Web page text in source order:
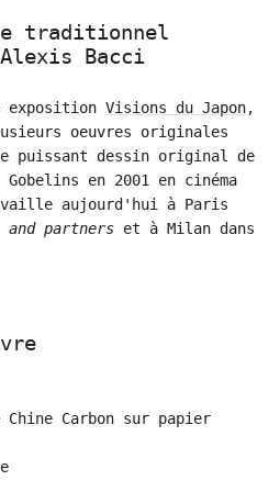
traditionnel
Bacci
exposition Visions du Japon,
oeuvres originales
puissant dessin original de
en 2001 en cinéma
aujourd'hui à Paris
and partners et à Milan dans
Carbon sur papier